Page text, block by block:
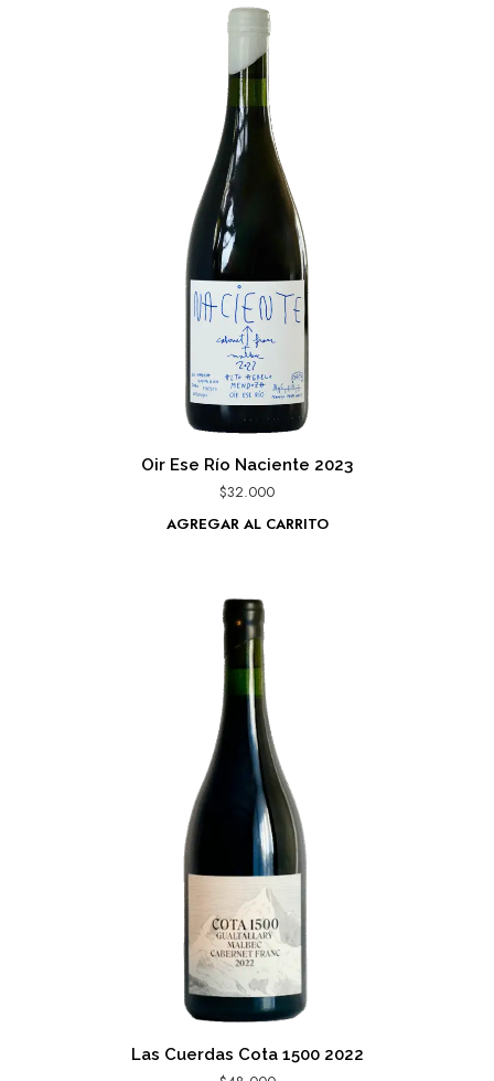
Oir Ese Río Naciente 2023
$32.000
AGREGAR AL CARRITO
Las Cuerdas Cota 1500 2022